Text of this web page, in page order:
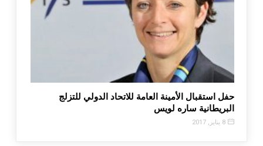
حفل استقبال الأمينة العامة للاتحاد الدولي للتزلج
البريطانية ساره لويس
8 يناير, 2017